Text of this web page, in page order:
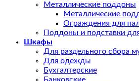
Металлические поддоны
Металлические
Ограждения для
Поддоны и подставки
Шкафы
Для раздельного сбора
Для одежды
Бухгалтерские